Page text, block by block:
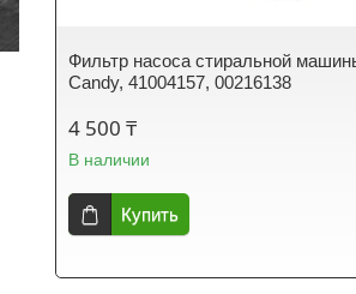
Фильтр насоса стиральной
Candy, 41004157, 00216138
4 500 ₸
В наличии
Купить